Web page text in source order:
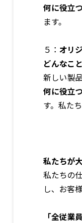
何に役立
ます。
５： オリ
どんなこ
新しい製
何に役立
す。私た
私たちが
私たちの
し、お客
「全従業